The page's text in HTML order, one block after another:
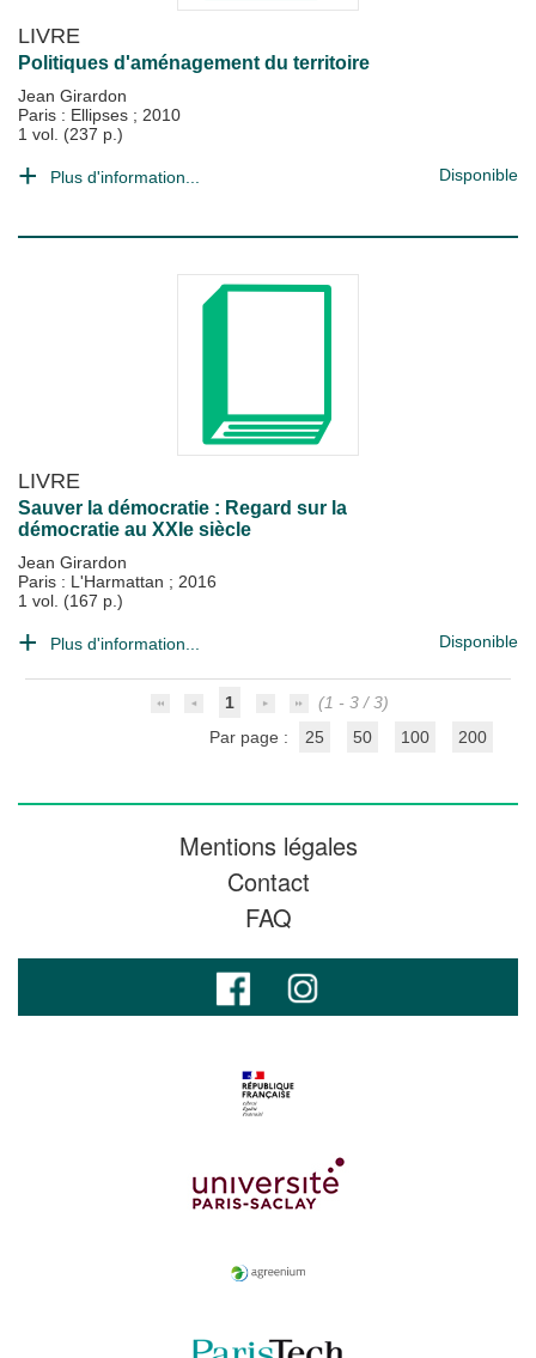
LIVRE
Politiques d'aménagement du territoire
Jean Girardon
Paris : Ellipses ; 2010
1 vol. (237 p.)
Plus d'information... Disponible
LIVRE
Sauver la démocratie : Regard sur la
démocratie au XXIe siècle
Jean Girardon
Paris : L'Harmattan ; 2016
1 vol. (167 p.)
Plus d'information... Disponible
1
(1 - 3 / 3)
Par page :
25 50 100 200
Mentions légales
Contact
FAQ